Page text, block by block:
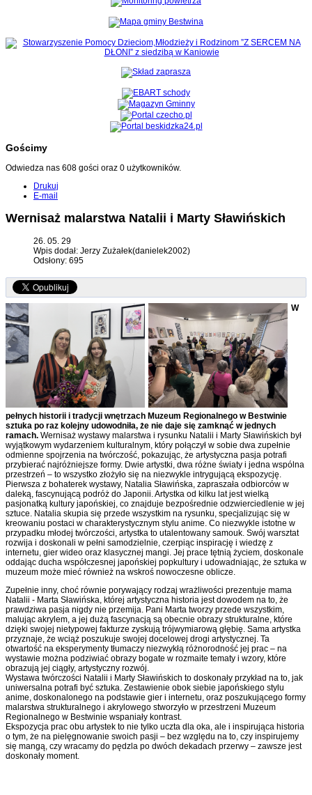
Gościmy
Odwiedza nas 608 gości oraz 0 użytkowników.
Drukuj
E-mail
Wernisaż malarstwa Natalii i Marty Sławińskich
26. 05. 29
Wpis dodał: Jerzy Zużałek(danielek2002)
Odsłony: 695
W
pełnych historii i tradycji wnętrzach Muzeum Regionalnego w Bestwinie
sztuka po raz kolejny udowodniła, że nie daje się zamknąć w jednych
ramach. Wernisaż wystawy malarstwa i rysunku Natalii i Marty Sławińskich był
wyjątkowym wydarzeniem kulturalnym, który połączył w sobie dwa zupełnie
odmienne spojrzenia na twórczość, pokazując, że artystyczna pasja potrafi
przybierać najróżniejsze formy. Dwie artystki, dwa różne światy i jedna wspólna
przestrzeń – to wszystko złożyło się na niezwykle intrygującą ekspozycję.
Pierwsza z bohaterek wystawy, Natalia Sławińska, zapraszała odbiorców w
daleką, fascynującą podróż do Japonii. Artystka od kilku lat jest wielką
pasjonatką kultury japońskiej, co znajduje bezpośrednie odzwierciedlenie w jej
sztuce. Natalia skupia się przede wszystkim na rysunku, specjalizując się w
kreowaniu postaci w charakterystycznym stylu anime. Co niezwykle istotne w
przypadku młodej twórczości, artystka to utalentowany samouk. Swój warsztat
rozwija i doskonali w pełni samodzielnie, czerpiąc inspirację i wiedzę z
internetu, gier wideo oraz klasycznej mangi. Jej prace tętnią życiem, doskonale
oddając ducha współczesnej japońskiej popkultury i udowadniając, że sztuka w
muzeum może mieć również na wskroś nowoczesne oblicze.
Zupełnie inny, choć równie porywający rodzaj wrażliwości prezentuje mama
Natalii - Marta Sławińska, której artystyczna historia jest dowodem na to, że
prawdziwa pasja nigdy nie przemija. Pani Marta tworzy przede wszystkim,
malując akrylem, a jej dużą fascynacją są obecnie obrazy strukturalne, które
dzięki swojej nietypowej fakturze zyskują trójwymiarową głębię. Sama artystka
przyznaje, że wciąż poszukuje swojej docelowej drogi artystycznej. Ta
otwartość na eksperymenty tłumaczy niezwykłą różnorodność jej prac – na
wystawie można podziwiać obrazy bogate w rozmaite tematy i wzory, które
obrazują jej ciągły, artystyczny rozwój.
Wystawa twórczości Natalii i Marty Sławińskich to doskonały przykład na to, jak
uniwersalna potrafi być sztuka. Zestawienie obok siebie japońskiego stylu
anime, doskonalonego na podstawie gier i internetu, oraz poszukującego formy
malarstwa strukturalnego i akrylowego stworzyło w przestrzeni Muzeum
Regionalnego w Bestwinie wspaniały kontrast.
Ekspozycja prac obu artystek to nie tylko uczta dla oka, ale i inspirująca historia
o tym, że na pielęgnowanie swoich pasji – bez względu na to, czy inspirujemy
się mangą, czy wracamy do pędzla po dwóch dekadach przerwy – zawsze jest
doskonały moment.